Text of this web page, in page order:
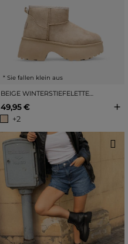
* Sie fallen klein aus
BEIGE WINTERSTIEFELETTEN MIT ABSATZ
49,95 €
+2
+